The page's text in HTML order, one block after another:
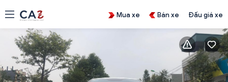
Mua xe Bán xe Đấu giá xe